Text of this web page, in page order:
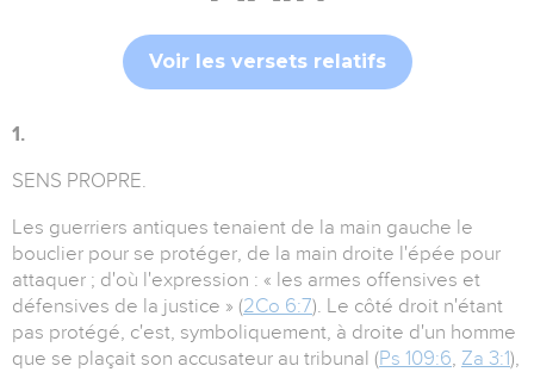
Voir les versets relatifs
1.
SENS PROPRE.
Les guerriers antiques tenaient de la main gauche le
bouclier pour se protéger, de la main droite l'épée pour
attaquer ; d'où l'expression : « les armes offensives et
défensives de la justice » (2Co 6:7). Le côté droit n'étant
pas protégé, c'est, symboliquement, à droite d'un homme
que se plaçait son accusateur au tribunal (Ps 109:6, Za 3:1),